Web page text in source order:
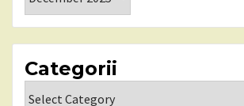
Categorii